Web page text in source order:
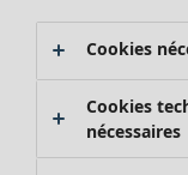
Cookies
Cookies
nécessaires